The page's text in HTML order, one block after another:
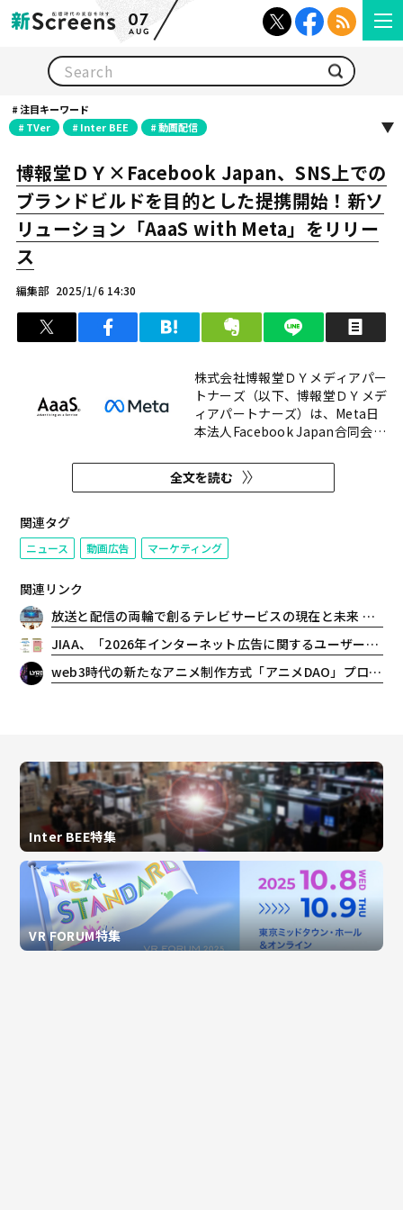
07
AUG
注目キーワード
TVer
Inter BEE 動画配信
博報堂ＤＹ×Facebook Japan、SNS上での
ブランドビルドを目的とした提携開始！新ソ
リューション「AaaS with Meta」をリリー
ス
編集部 2025/1/6 14:30
ツイート シェア はてブ クリップ LINEで送る
株式会社博報堂ＤＹメディアパー
トナーズ（以下、博報堂ＤＹメデ
ィアパートナーズ）は、Meta日
本法人Facebook Japan合同会社
SNS上でのブランドビルドを目的
とした提携を開始する。また、提
した。第一弾の機能ではインフル
エンサー施策における広告効果の
全文を読む
関連タグ
ニュース 動画広告 マーケティング
関連リンク
放送と配信の両輪で創るテレビサービスの現在と未来 ～Inter BEE 2025 レポート
JIAA、「2026年インターネット広告に関するユーザー意識調査（定量）」の結果公表
web3時代の新たなアニメ制作方式「アニメDAO」プロジェクト ショートアニメ本編完成と、dアニメストアでの独占配信決定のお知らせ
Inter BEE特集
VR FORUM特集